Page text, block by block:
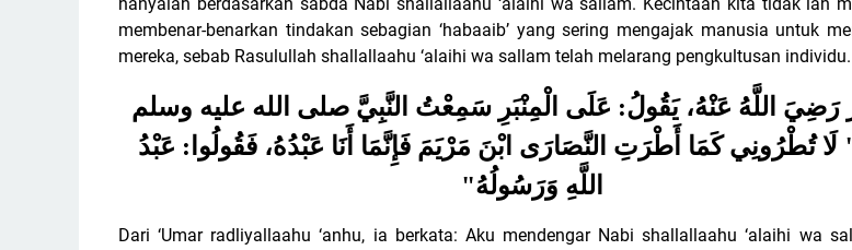
membenar-benarkan tindakan sebagian ‘habaaib’ yang sering mengajak manusia untuk
mereka, sebab Rasulullah shallallaahu ‘alaihi wa sallam telah melarang pengkultusan individu.
اللَّهُ عَنْهُ، يَقُولُ: عَلَى الْمِنْبَرِ سَمِعْتُ النَّبِيَّ صلى الله عليه وسلم
تُطْرُونِي كَمَا أَطْرَتِ النَّصَارَى ابْنَ مَرْيَمَ فَإِنَّمَا أَنَا عَبْدُهُ، فَقُولُوا: عَبْدُ
اللَّهِ وَرَسُولُهُ"
Dari ‘Umar radliyallaahu ‘anhu, ia berkata: Aku mendengar Nabi shallallaahu ‘alaihi wa